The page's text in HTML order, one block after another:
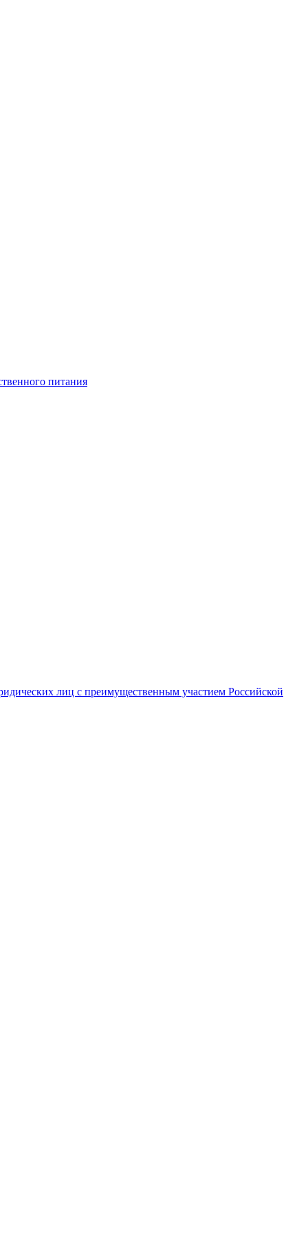
питания
лиц с преимущественным участием Российской